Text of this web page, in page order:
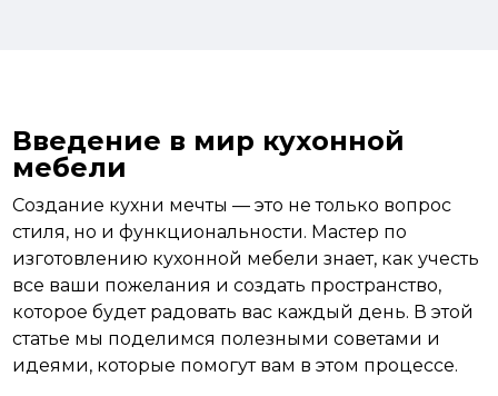
Введение в мир кухонной
мебели
Создание кухни мечты — это не только вопрос
стиля, но и функциональности. Мастер по
изготовлению кухонной мебели знает, как учесть
все ваши пожелания и создать пространство,
которое будет радовать вас каждый день. В этой
статье мы поделимся полезными советами и
идеями, которые помогут вам в этом процессе.